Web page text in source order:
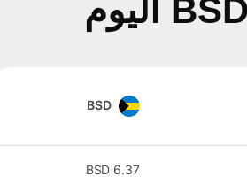
BSD
6.37
BSD